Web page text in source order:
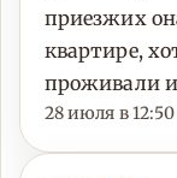
приезжих
квартире,
проживали и
28 июля в